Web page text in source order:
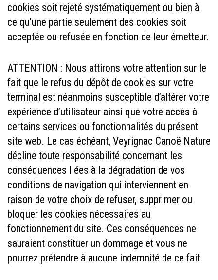
cookies soit rejeté systématiquement ou bien à
ce qu’une partie seulement des cookies soit
acceptée ou refusée en fonction de leur émetteur.
ATTENTION : Nous attirons votre attention sur le
fait que le refus du dépôt de cookies sur votre
terminal est néanmoins susceptible d’altérer votre
expérience d’utilisateur ainsi que votre accès à
certains services ou fonctionnalités du présent
site web. Le cas échéant, Veyrignac Canoë Nature
décline toute responsabilité concernant les
conséquences liées à la dégradation de vos
conditions de navigation qui interviennent en
raison de votre choix de refuser, supprimer ou
bloquer les cookies nécessaires au
fonctionnement du site. Ces conséquences ne
sauraient constituer un dommage et vous ne
pourrez prétendre à aucune indemnité de ce fait.